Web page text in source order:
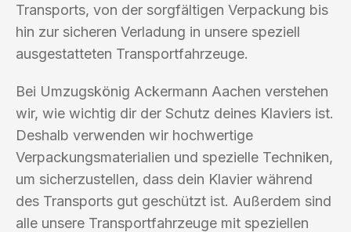
Transports, von der sorgfältigen Verpackung bis
hin zur sicheren Verladung in unsere speziell
ausgestatteten Transportfahrzeuge.
Bei Umzugskönig Ackermann Aachen verstehen
wir, wie wichtig dir der Schutz deines Klaviers ist.
Deshalb verwenden wir hochwertige
Verpackungsmaterialien und spezielle Techniken,
um sicherzustellen, dass dein Klavier während
des Transports gut geschützt ist. Außerdem sind
alle unsere Transportfahrzeuge mit speziellen